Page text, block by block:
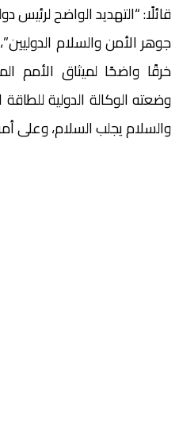
قائلًا: “التهديد الواضح
جوهر الأمن والسلام
خرقًا واضحًا لميثاق الأمم
وضعته الوكالة الدولية للطاقة
والسلام يجلب السلام، وعلى